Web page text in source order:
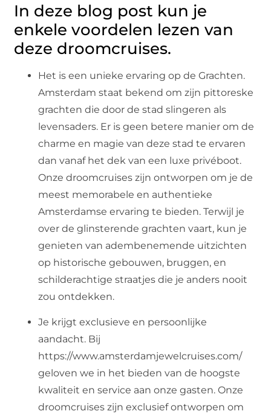
In deze blog post kun je
enkele voordelen lezen van
deze droomcruises.
Het is een unieke ervaring op de Grachten.
Amsterdam staat bekend om zijn pittoreske
grachten die door de stad slingeren als
levensaders. Er is geen betere manier om de
charme en magie van deze stad te ervaren
dan vanaf het dek van een luxe privéboot.
Onze droomcruises zijn ontworpen om je de
meest memorabele en authentieke
Amsterdamse ervaring te bieden. Terwijl je
over de glinsterende grachten vaart, kun je
genieten van adembenemende uitzichten
op historische gebouwen, bruggen, en
schilderachtige straatjes die je anders nooit
zou ontdekken.
Je krijgt exclusieve en persoonlijke
aandacht. Bij
https://www.amsterdamjewelcruises.com/
geloven we in het bieden van de hoogste
kwaliteit en service aan onze gasten. Onze
droomcruises zijn exclusief ontworpen om